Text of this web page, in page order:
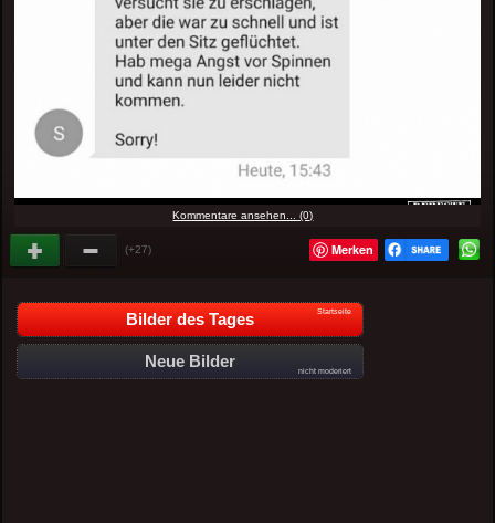
Kommentare ansehen... (0)
(+27) Merken
Bilder des Tages Startseite
Neue Bilder
nicht moderiert